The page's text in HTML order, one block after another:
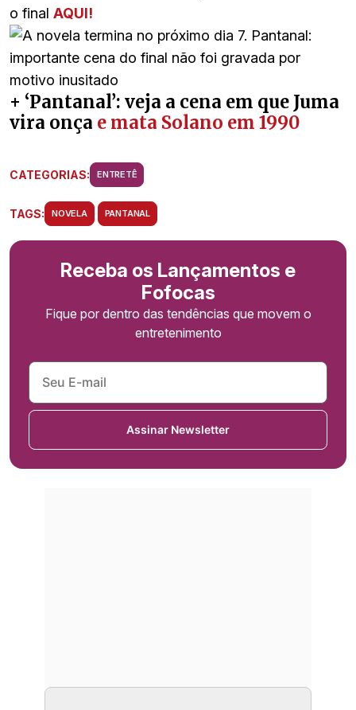
o final AQUI!
+ ‘Pantanal’: veja a cena em que Juma
vira onça e mata Solano em 1990
CATEGORIAS: ENTRETÊ
TAGS: NOVELA PANTANAL
Receba os Lançamentos e
Fofocas
Fique por dentro das tendências que movem o
entretenimento
Assinar Newsletter